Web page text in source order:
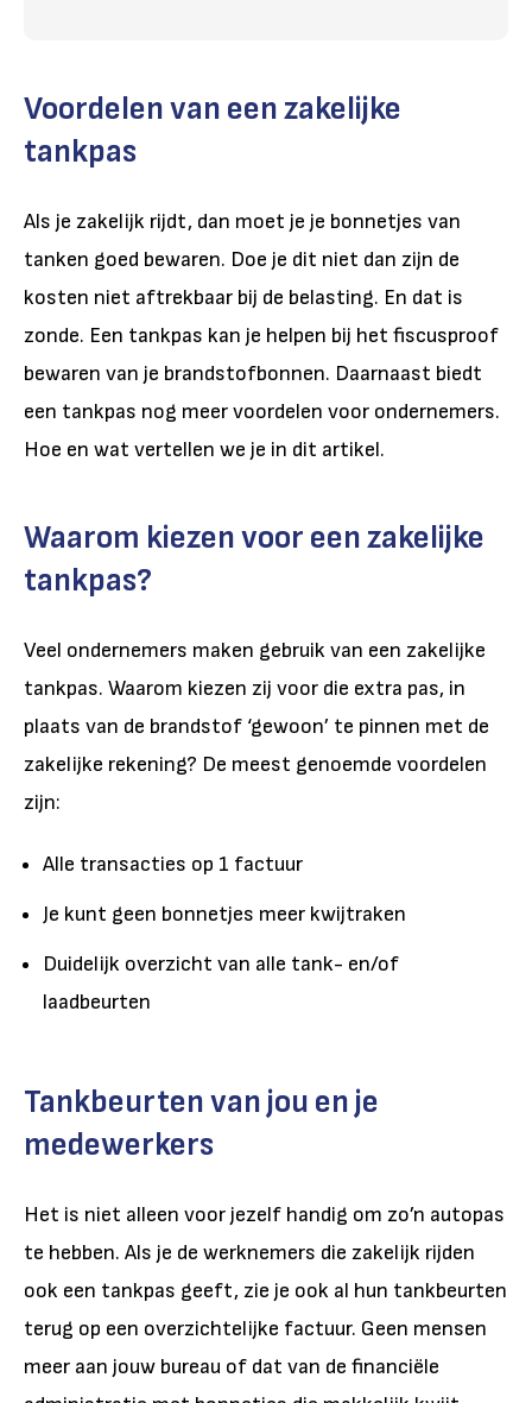
Voordelen van een zakelijke
tankpas
Als je zakelijk rijdt, dan moet je je bonnetjes van
tanken goed bewaren. Doe je dit niet dan zijn de
kosten niet aftrekbaar bij de belasting. En dat is
zonde. Een tankpas kan je helpen bij het fiscusproof
bewaren van je brandstofbonnen. Daarnaast biedt
een tankpas nog meer voordelen voor ondernemers.
Hoe en wat vertellen we je in dit artikel.
Waarom kiezen voor een zakelijke
tankpas?
Veel ondernemers maken gebruik van een zakelijke
tankpas. Waarom kiezen zij voor die extra pas, in
plaats van de brandstof ‘gewoon’ te pinnen met de
zakelijke rekening? De meest genoemde voordelen
zijn:
Alle transacties op 1 factuur
Je kunt geen bonnetjes meer kwijtraken
Duidelijk overzicht van alle tank- en/of
laadbeurten
Tankbeurten van jou en je
medewerkers
Het is niet alleen voor jezelf handig om zo’n autopas
te hebben. Als je de werknemers die zakelijk rijden
ook een tankpas geeft, zie je ook al hun tankbeurten
terug op een overzichtelijke factuur. Geen mensen
meer aan jouw bureau of dat van de financiële